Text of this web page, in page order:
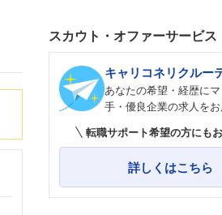
スカウト・オファーサービス
キャリコネリクルー
あなたの希望・経歴に
手・優良企業の求人をお
転職サポート希望の方にも
詳しくはこちら